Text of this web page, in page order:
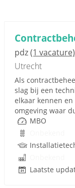
pdz(1 vacature)
Utrecht
Als
slag bij een
elkaar kennen
omgeving waar
MBO
Laatste